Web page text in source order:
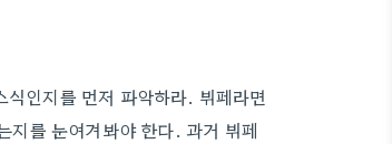
인지를 먼저 파악하라. 뷔페라면
지를 눈여겨봐야 한다. 과거 뷔페